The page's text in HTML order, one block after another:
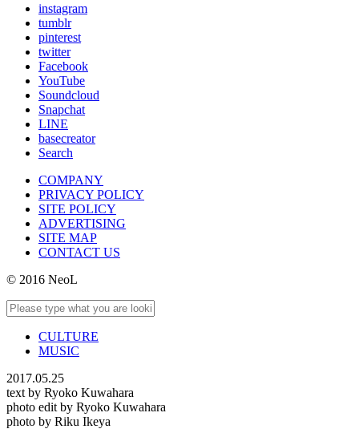
instagram
tumblr
pinterest
twitter
Facebook
YouTube
Soundcloud
Snapchat
LINE
basecreator
Search
COMPANY
PRIVACY POLICY
SITE POLICY
ADVERTISING
SITE MAP
CONTACT US
© 2016 NeoL
CULTURE
MUSIC
2017.05.25
text by Ryoko Kuwahara
photo edit by Ryoko Kuwahara
photo by Riku Ikeya